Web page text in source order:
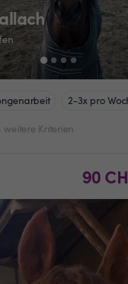
2-3x pro
weitere Kriterien
90